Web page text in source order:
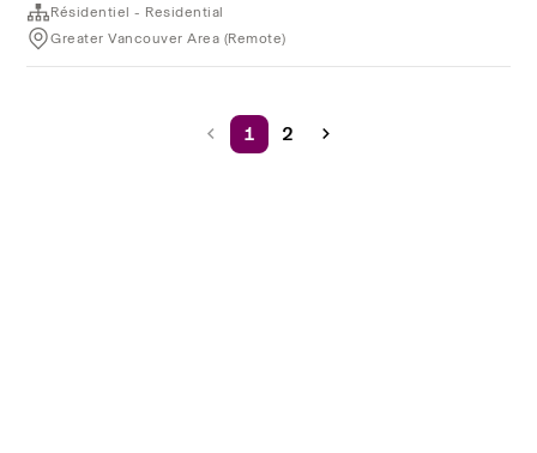
Résidentiel - Residential
Greater Vancouver Area (Remote)
1 2